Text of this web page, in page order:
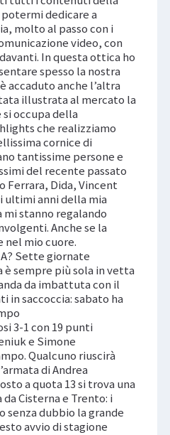
dedicare a
molto al passo con i
video, con
In questa ottica ho
spesso la nostra
accaduto anche l’altra
illustrata al mercato la
occupa della
che realizziamo
cornice di
tantissime persone e
del recente passato
Ferrara, Dida, Vincent
ultimi anni della mia
stanno regalando
Anche se la
nel mio cuore.
Sette giornate
è sempre più sola in vetta
da imbattuta con il
in saccoccia: sabato ha
3-1 con 19 punti
e Simone
Qualcuno riuscirà
di Andrea
a quota 13 si trova una
Cisterna e Trento: i
senza dubbio la grande
avvio di stagione